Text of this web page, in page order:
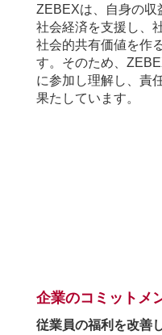
ZEBEXは、自身の収
社会経済を支援し、
社会的共有価値を作
す。そのため、
に参加し理解し、責
果たしています。
企業のコミットメ
従業員の福利を改善